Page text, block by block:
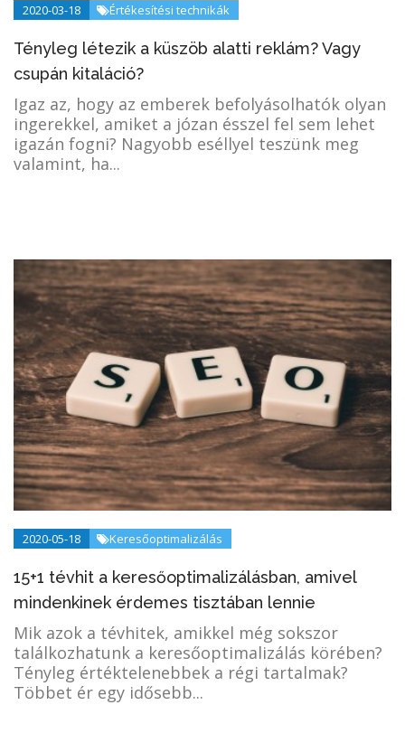
2020-03-18 Értékesítési technikák
Tényleg létezik a küszöb alatti reklám? Vagy
csupán kitaláció?
Igaz az, hogy az emberek befolyásolhatók olyan
ingerekkel, amiket a józan ésszel fel sem lehet
igazán fogni? Nagyobb eséllyel teszünk meg
valamint, ha...
2020-05-18 Keresőoptimalizálás
15+1 tévhit a keresőoptimalizálásban, amivel
mindenkinek érdemes tisztában lennie
Mik azok a tévhitek, amikkel még sokszor
találkozhatunk a keresőoptimalizálás körében?
Tényleg értéktelenebbek a régi tartalmak?
Többet ér egy idősebb...